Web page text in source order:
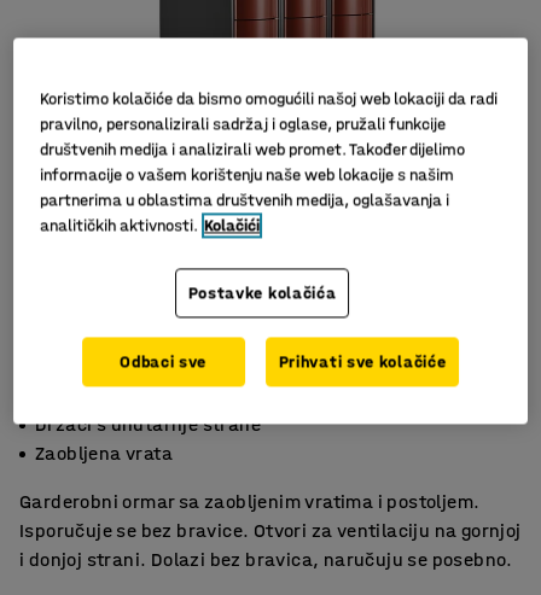
S 2 pretinaca
Držači s unutarnje strane
Zaobljena vrata
Garderobni ormar sa zaobljenim vratima i postoljem.
Isporučuje se bez bravice. Otvori za ventilaciju na gornjoj
i donjoj strani. Dolazi bez bravica, naručuju se posebno.
Koristimo kolačiće da bismo omogućili našoj web lokaciji da radi
pravilno, personalizirali sadržaj i oglase, pružali funkcije
društvenih medija i analizirali web promet. Također dijelimo
informacije o vašem korištenju naše web lokacije s našim
partnerima u oblastima društvenih medija, oglašavanja i
analitičkih aktivnosti. Kolačići
Postavke kolačića
Odbaci sve Prihvati sve kolačiće